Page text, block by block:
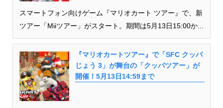
スマートフォン向けゲーム『マリオカート ツアー』で、新
ツアー「Miiツアー」がスタート。期間は5月13日15:00か...
『マリオカートツアー』で「SFC クッパ
じょう 3」が舞台の「クッパツアー」が
開催！5月13日14:59まで